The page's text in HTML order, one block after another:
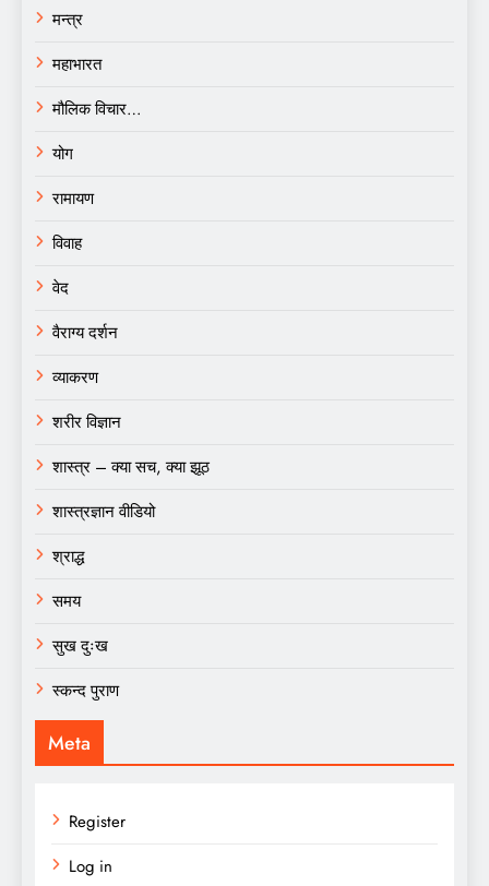
मन्त्र
महाभारत
मौलिक विचार…
योग
रामायण
विवाह
वेद
वैराग्य दर्शन
व्याकरण
शरीर विज्ञान
शास्त्र – क्या सच, क्या झूठ
शास्त्रज्ञान वीडियो
श्राद्ध
समय
सुख दुःख
स्कन्द पुराण
Meta
Register
Log in